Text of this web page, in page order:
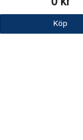
Köp